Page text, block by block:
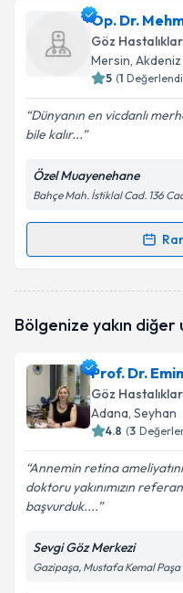
Op. Dr. İdil Göksel
oluşturun. Size bu
takvim
Kişisel
Metni'ni okudum
kapsamda
Op. Dr.
Göz
Mersin, Akdeniz
5 (1
Dünyanın en vicdanlı
bile kalır...
Özel Muayenehane
Bahçe Mah. İstiklal Cad. 136
Randevu
talebi oluşturun. Size
bilgilendireceğiz.
E-posta Adresiniz
Kişisel
Metni
Bölgenize yakın diğer
Prof. Dr.
Göz
Adana, Seyhan
4.8 (3
Annemin retina
doktoru yakınımızın
başvurduk....
Sevgi Göz Merkezi
Gazipaşa, Mustafa Kemal Paşa